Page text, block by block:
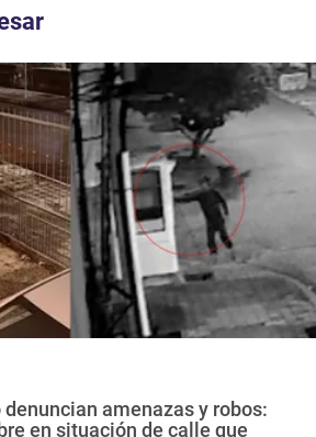
amenazas y robos:
en situación de calle que